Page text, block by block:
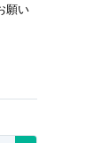
願い